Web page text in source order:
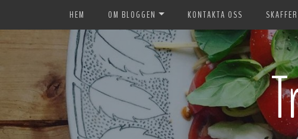
HEM OM BLOGGEN KONTAKTA OSS